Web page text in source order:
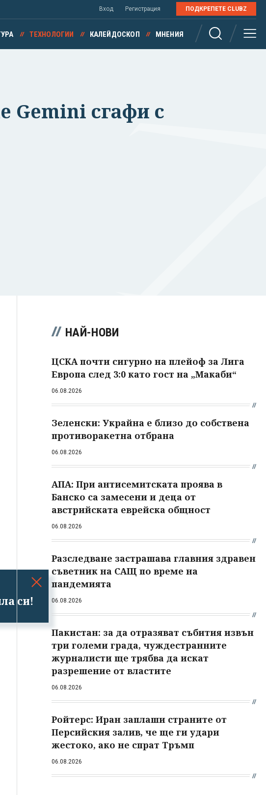
си!
Вход Регистрация ПОДКРЕПЕТЕ CLUBZ
ТЕХНОЛОГИИ КАЛЕЙДОСКОП МНЕНИЯ
Gemini сгафи с
НАЙ-НОВИ
ЦСКА почти сигурно на плейоф за Лига
Европа след 3:0 като гост на „Макаби“
06.08.2026
Зеленски: Украйна е близо до собствена
противоракетна отбрана
06.08.2026
АПА: При антисемитската проява в
Банско са замесени и деца от
австрийската еврейска общност
06.08.2026
Разследване застрашава главния здравен
съветник на САЩ по време на
пандемията
06.08.2026
Пакистан: за да отразяват събития извън
три големи града, чуждестранните
журналисти ще трябва да искат
разрешение от властите
06.08.2026
Ройтерс: Иран заплаши страните от
Персийския залив, че ще ги удари
жестоко, ако не спрат Тръмп
06.08.2026